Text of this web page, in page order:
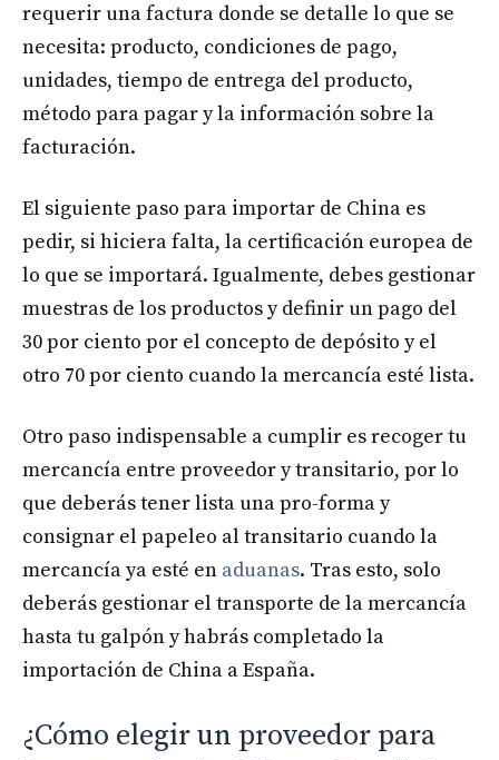
requerir una factura donde se detalle lo que se
necesita: producto, condiciones de pago,
unidades, tiempo de entrega del producto,
método para pagar y la información sobre la
facturación.
El siguiente paso para importar de China es
pedir, si hiciera falta, la certificación europea de
lo que se importará. Igualmente, debes gestionar
muestras de los productos y definir un pago del
30 por ciento por el concepto de depósito y el
otro 70 por ciento cuando la mercancía esté lista.
Otro paso indispensable a cumplir es recoger tu
mercancía entre proveedor y transitario, por lo
que deberás tener lista una pro-forma y
consignar el papeleo al transitario cuando la
mercancía ya esté en aduanas. Tras esto, solo
deberás gestionar el transporte de la mercancía
hasta tu galpón y habrás completado la
importación de China a España.
¿Cómo elegir un proveedor para